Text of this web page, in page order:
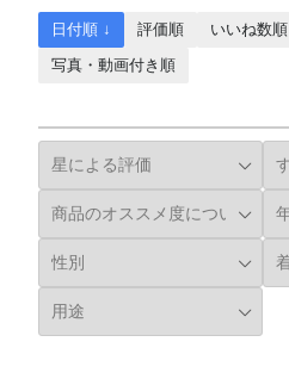
日付順 ↓ 評価順 いいね数順
写真・動画付き順